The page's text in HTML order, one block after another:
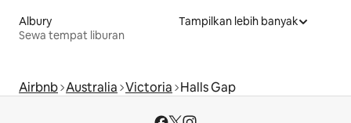
Albury
Sewa tempat liburan
Tampilkan lebih banyak
Airbnb Australia Victoria Halls Gap